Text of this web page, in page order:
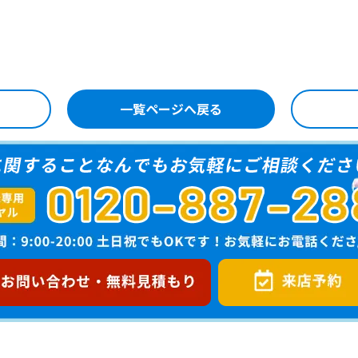
一覧ページへ戻る